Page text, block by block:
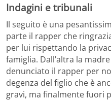
Indagini e tribunali
Il seguito è una
parte il rapper che
per lui rispettando la
famiglia. Dall’altra la
denunciato il rapper per
degenza del figlio che è
gravi, ma finalmente fuori